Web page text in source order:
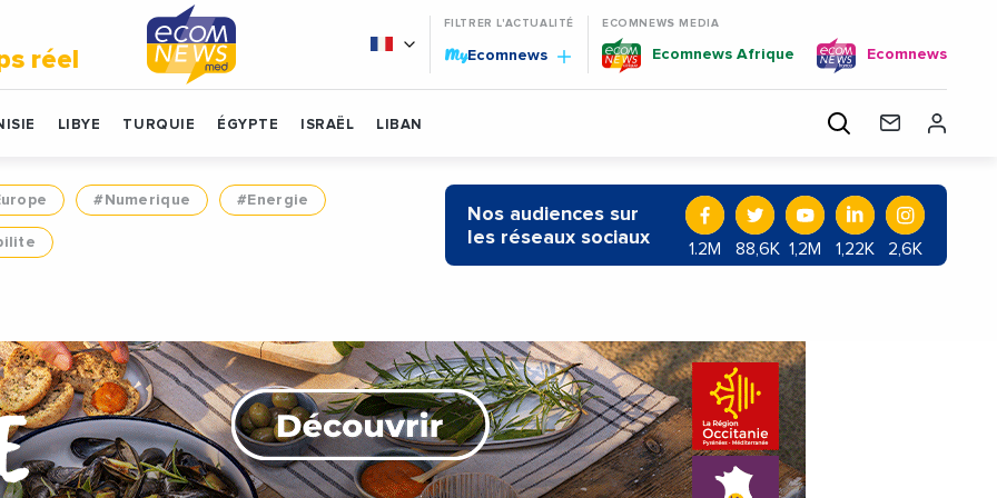
réel
FILTRER L'ACTUALITÉ
MyEcomnews
ECOMNEWS MEDIA
Ecomnews Afrique Ecomnews
LIBYE TURQUIE ÉGYPTE ISRAËL LIBAN
#Numerique #Energie
Nos audiences sur
les réseaux sociaux
1.2M 88,6K 1,2M 1,22K 2,6K